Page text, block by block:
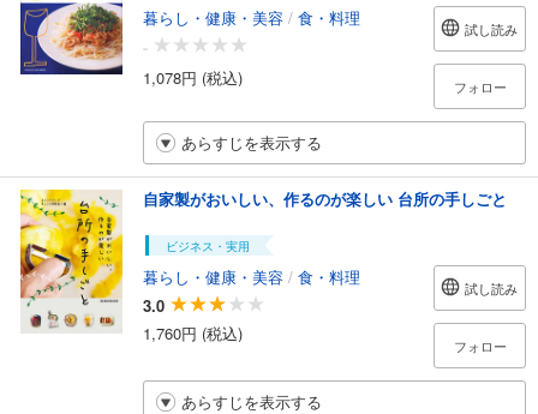
暮らし・健康・美容 / 食・料理
-
1,078円 (税込)
試し読み
フォロー
あらすじを表示する
自家製がおいしい、作るのが楽しい 台所の手しごと
ビジネス・実用
暮らし・健康・美容 / 食・料理
3.0
1,760円 (税込)
試し読み
フォロー
あらすじを表示する